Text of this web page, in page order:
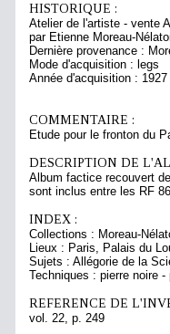
HISTORIQUE :
Atelier de l'artiste - vente
par Etienne Moreau-
Dernière provenance :
Mode d'acquisition : legs
Année d'acquisition : 1927
COMMENTAIRE :
Etude pour le fronton du
DESCRIPTION DE
Album factice recouvert
sont inclus entre les RF
INDEX :
Collections : Moreau-
Lieux : Paris, Palais du
Sujets : Allégorie de la
Techniques : pierre noire -
REFERENCE DE
vol. 22, p. 249